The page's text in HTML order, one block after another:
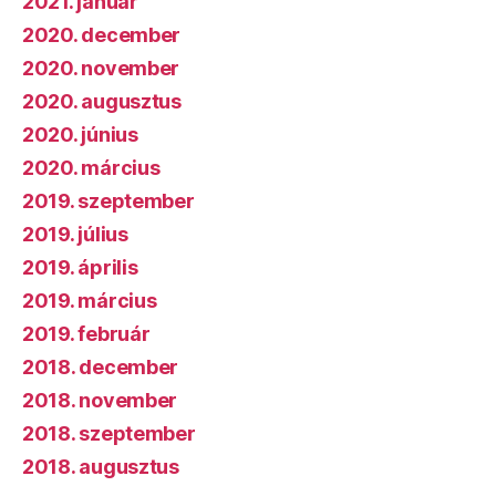
2020. december
2020. november
2020. augusztus
2020. június
2020. március
2019. szeptember
2019. július
2019. április
2019. március
2019. február
2018. december
2018. november
2018. szeptember
2018. augusztus